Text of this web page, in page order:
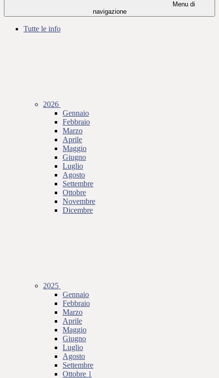
Menu di
navigazione
Tutte le info
2026
Gennaio
Febbraio
Marzo
Aprile
Maggio
Giugno
Luglio
Agosto
Settembre
Ottobre
Novembre
Dicembre
2025
Gennaio
Febbraio
Marzo
Aprile
Maggio
Giugno
Luglio
Agosto
Settembre
Ottobre 1